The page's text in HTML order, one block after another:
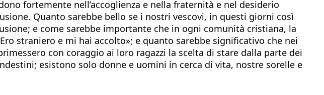
fortemente nell’accoglienza e nella fraternità e nel desiderio
Quanto sarebbe bello se i nostri vescovi, in questi giorni così
e come sarebbe importante che in ogni comunità cristiana, la
straniero e mi hai accolto»; e quanto sarebbe significativo che nei
con coraggio ai loro ragazzi la scelta di stare dalla parte dei
esistono solo donne e uomini in cerca di vita, nostre sorelle e